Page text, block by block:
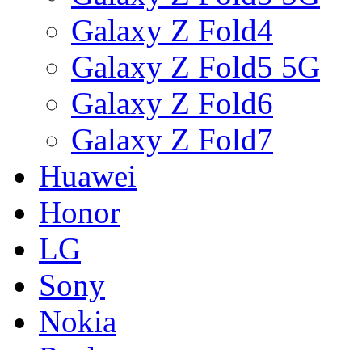
Galaxy Z Fold4
Galaxy Z Fold5 5G
Galaxy Z Fold6
Galaxy Z Fold7
Huawei
Honor
LG
Sony
Nokia